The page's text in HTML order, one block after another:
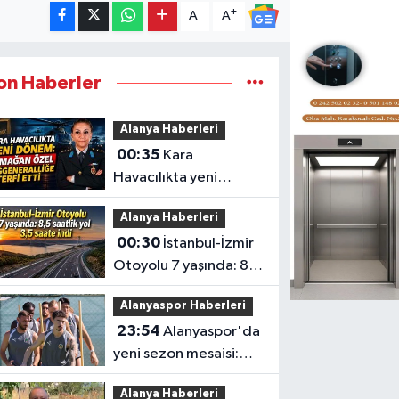
A- A+
Haberler
Alanya Haberleri
00:35
Havacılıkta yeni
dönem: Armağan
Özel Tuğgeneralliğe
terfi etti
Alanya Haberleri
00:30
Otoyolu 7 yaşında: 8,5
saatlik yol 3,5 saate
indi
Alanyaspor Haberleri
23:54 Alanyaspor'da
yeni sezon mesaisi:
Transferde son durum
Alanya Haberleri